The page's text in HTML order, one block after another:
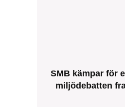
SMB kämpar för
miljödebatten